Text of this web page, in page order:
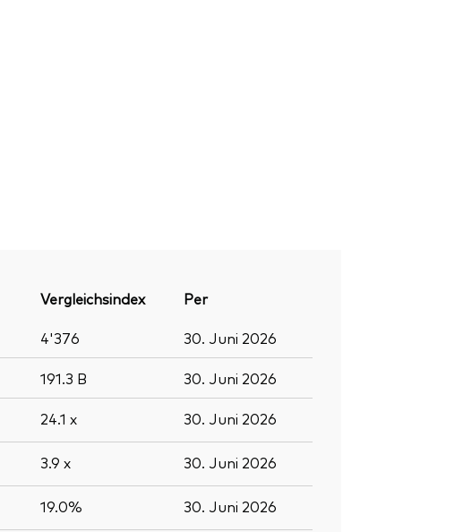
Vergleichsindex
Per
4'376 30. Juni 2026
191.3 B 30. Juni 2026
24.1 x 30. Juni 2026
3.9 x 30. Juni 2026
19.0% 30. Juni 2026